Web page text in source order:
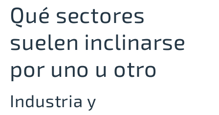
Qué sectores
suelen inclinarse
por uno u otro
Industria y